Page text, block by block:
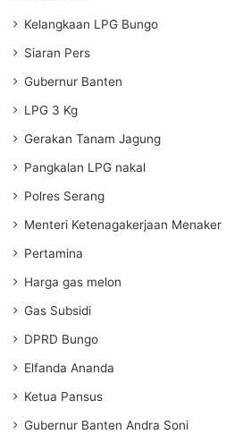
Kelangkaan LPG Bungo
Siaran Pers
Gubernur Banten
LPG 3 Kg
Gerakan Tanam Jagung
Pangkalan LPG nakal
Polres Serang
Menteri Ketenagakerjaan Menaker
Pertamina
Harga gas melon
Gas Subsidi
DPRD Bungo
Elfanda Ananda
Ketua Pansus
Gubernur Banten Andra Soni